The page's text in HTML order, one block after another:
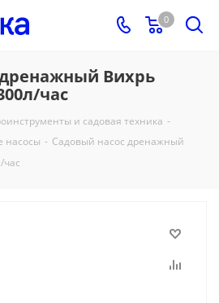
0
Вихрь
час
и садовая техника -
насосы - Садовый насос дренажный
час